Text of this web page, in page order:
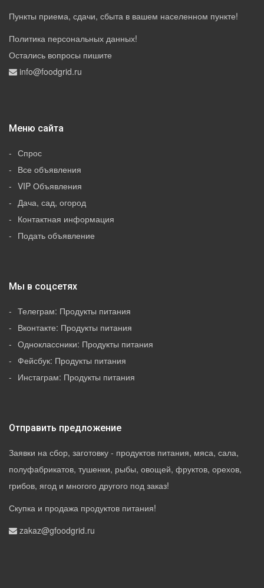
Пункты приема, сдачи, сбыта в вашем населенном пункте!
Политика персональных данных!
Остались вопросы пишите
info@foodgrid.ru
Меню сайта
Спрос
Все объявления
VIP Объявления
Дача, сад, огород
Контактная информация
Подать объявление
Мы в соцсетях
Телеграм: Продукты питания
Вконтакте: Продукты питания
Одноклассники: Продукты питания
Фейсбук: Продукты питания
Инстаграм: Продукты питания
Отправить предложение
Заявки на сбор, заготовку - продуктов питания, мяса, сала,
полуфабрикатов, тушенки, рыбы, овощей, фруктов, орехов,
грибов, ягод и многого другого под заказ!
Скупка и продажа продуктов питания!
zakaz@gfoodgrid.ru